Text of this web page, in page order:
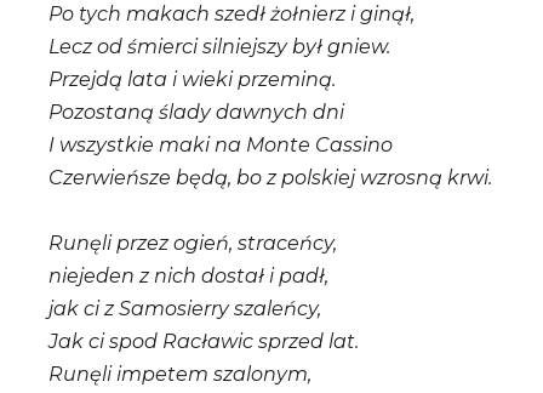
Po tych makach szedł żołnierz i ginął,
Lecz od śmierci silniejszy był gniew.
Przejdą lata i wieki przeminą.
Pozostaną ślady dawnych dni
I wszystkie maki na Monte Cassino
Czerwieńsze będą, bo z polskiej wzrosną krwi.
Runęli przez ogień, straceńcy,
niejeden z nich dostał i padł,
jak ci z Samosierry szaleńcy,
Jak ci spod Racławic sprzed lat.
Runęli impetem szalonym,